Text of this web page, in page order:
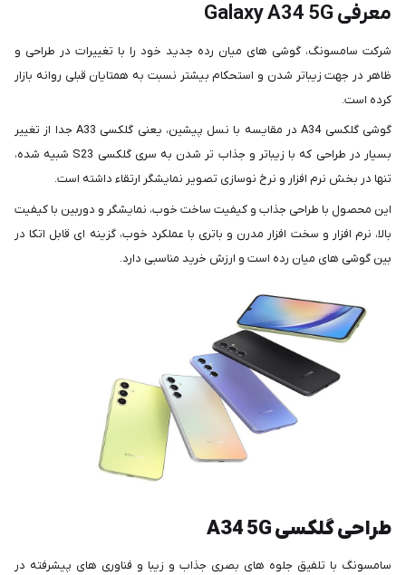
معرفی Galaxy A34 5G
شرکت سامسونگ، گوشی های میان رده جدید خود را با تغییرات در طراحی و
ظاهر در جهت زیباتر شدن و استحکام بیشتر نسبت به همتایان قبلی روانه بازار
کرده است.
گوشی گلکسی A34 در مقایسه با نسل پیشین، یعنی گلکسی A33 جدا از تغییر
بسیار در طراحی که با زیباتر و جذاب تر شدن به سری گلکسی S23 شبیه شده،
تنها در بخش نرم افزار و نرخ نوسازی تصویر نمایشگر ارتقاء داشته است.
این محصول با طراحی جذاب و کیفیت ساخت خوب، نمایشگر و دوربین با کیفیت
بالا، نرم افزار و سخت افزار مدرن و باتری با عملکرد خوب، گزینه ای قابل اتکا در
بین گوشی های میان رده است و ارزش خرید مناسبی دارد.
طراحی گلکسی A34 5G
سامسونگ با تلفیق جلوه های بصری جذاب و زیبا و فناوری های پیشرفته در